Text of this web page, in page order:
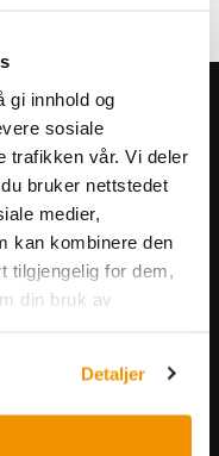
gi innhold og
sosiale
trafikken vår. Vi deler
bruker nettstedet
medier,
kan kombinere den
tilgjengelig for dem,
din bruk av
Detaljer